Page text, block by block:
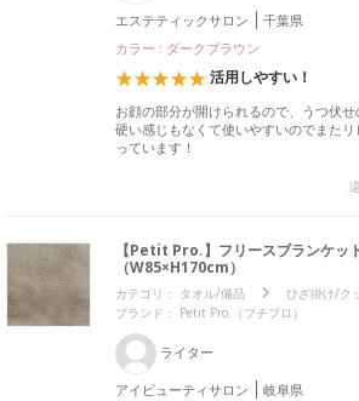
エステティックサロン
千葉県
カラー : ダークブラウン
活用しやすい！
お顔の部分が開けられるので、うつ伏
硬い感じもなくて使いやすいのでまた
っています！
【Petit Pro.】フリースブランケッ
（W85×H170cm）
カテゴリ： タオル/備品
ひざ掛け/ク
ブランド： Petit Pro.（プチプロ）
ライター
アイビューティサロン
岐阜県